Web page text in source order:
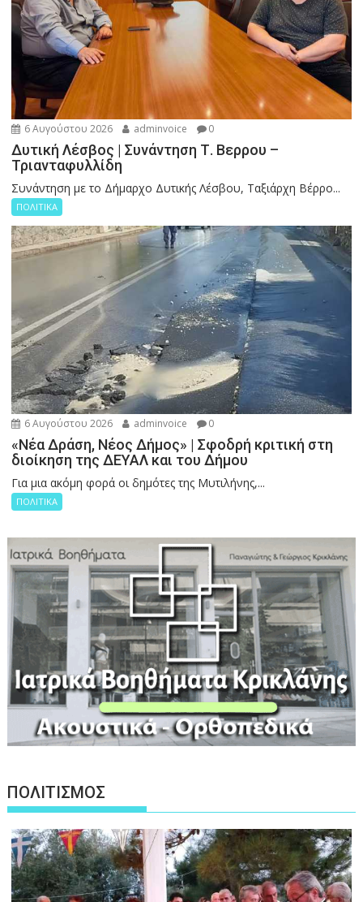
6 Αυγούστου 2026 adminvoice 0
Δυτική Λέσβος | Συνάντηση Τ. Βερρου –
Τριανταφυλλίδη
Συνάντηση με το Δήμαρχο Δυτικής Λέσβου, Ταξιάρχη Βέρρο...
ΠΟΛΙΤΙΚΑ
6 Αυγούστου 2026 adminvoice 0
«Νέα Δράση, Νέος Δήμος» | Σφοδρή κριτική στη
διοίκηση της ΔΕΥΑΛ και του Δήμου
Για μια ακόμη φορά οι δημότες της Μυτιλήνης,...
ΠΟΛΙΤΙΚΑ
ΠΟΛΙΤΙΣΜΟΣ